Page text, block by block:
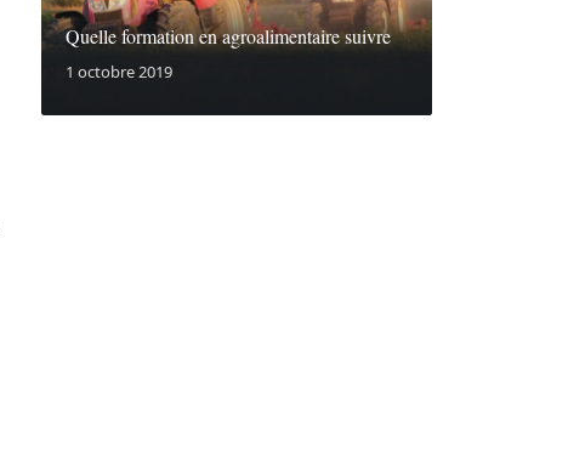
Quelle formation en agroalimentaire suivre
1 octobre 2019